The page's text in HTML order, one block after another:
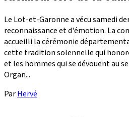
Le Lot-et-Garonne a vécu samedi
reconnaissance et d'émotion. La
accueilli la cérémonie
cette tradition solennelle qui
et les hommes qui se dévouent au
Organ...
ParHervé